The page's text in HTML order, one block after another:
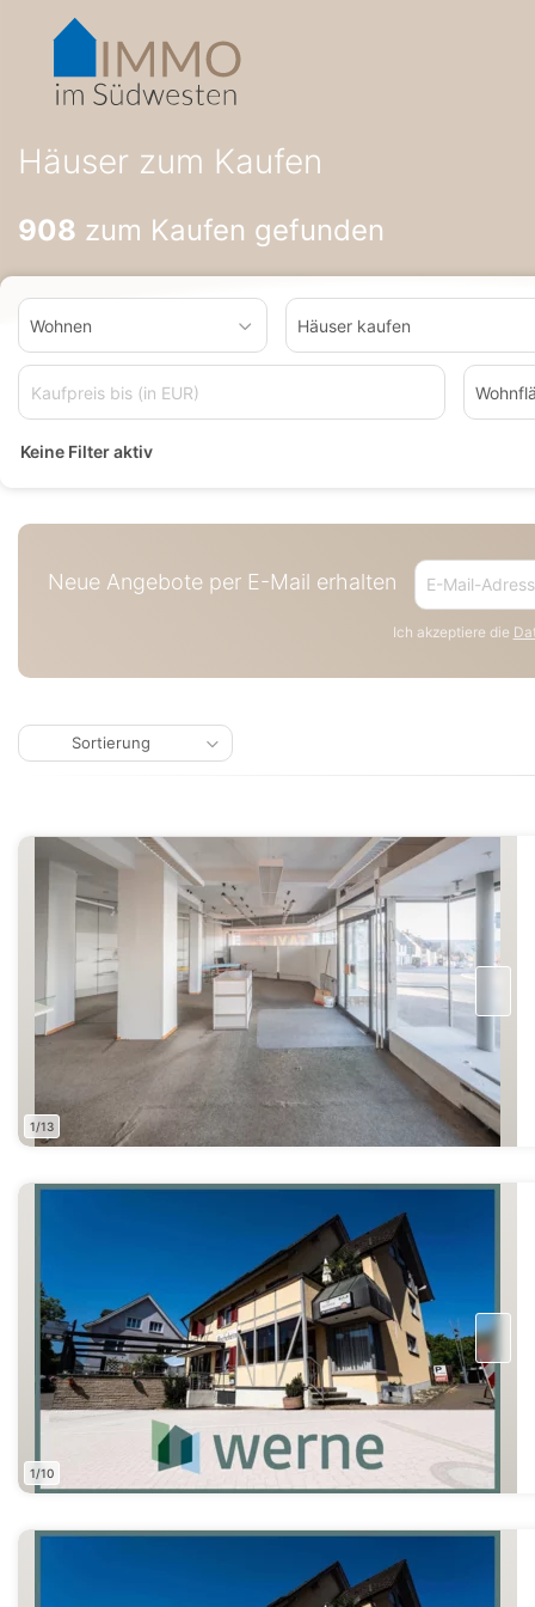
Accessibility-
Modus
zum
Inhalt
Häuser zum Kaufen
908 zum Kaufen gefunden
Wohnen Häuser kaufen
Keine Filter aktiv
Neue Angebote per E-Mail erhalten
Ich akzeptiere die
Sortierung
1/13
1/10